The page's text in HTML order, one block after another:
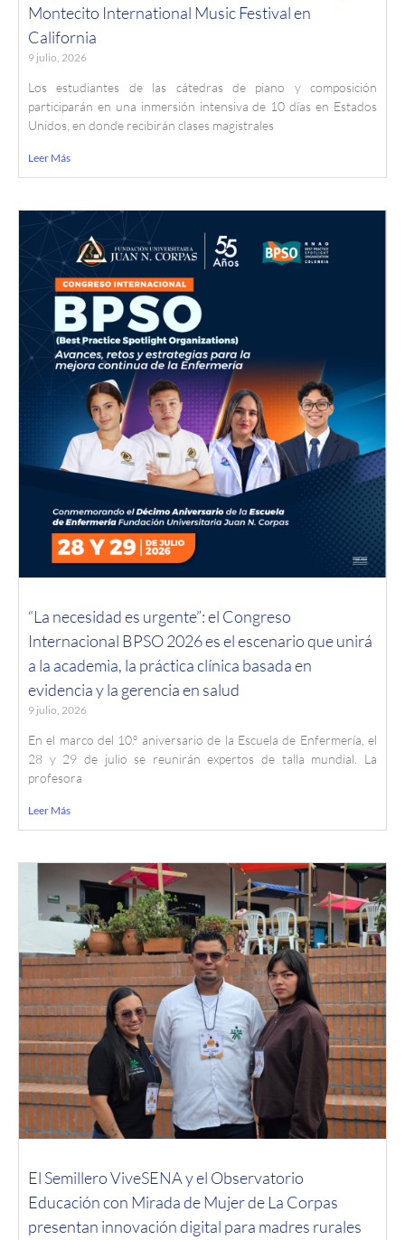
Montecito International Music Festival en
California
9 julio, 2026
Los estudiantes de las cátedras de piano y composición
participarán en una inmersión intensiva de 10 días en Estados
Unidos, en donde recibirán clases magistrales
Leer Más
“La necesidad es urgente”: el Congreso
Internacional BPSO 2026 es el escenario que unirá
a la academia, la práctica clínica basada en
evidencia y la gerencia en salud
9 julio, 2026
En el marco del 10.º aniversario de la Escuela de Enfermería, el
28 y 29 de julio se reunirán expertos de talla mundial. La
profesora
Leer Más
El Semillero ViveSENA y el Observatorio
Educación con Mirada de Mujer de La Corpas
presentan innovación digital para madres rurales